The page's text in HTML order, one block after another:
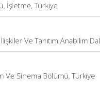
İşletme, Türkiye
Ve Tanıtım Anabilim
Ve Sinema Bölümü, Türkiye